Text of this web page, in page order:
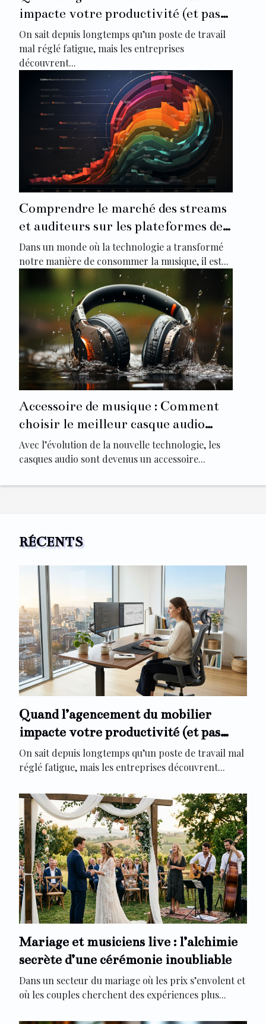
impacte votre productivité (et pas
seulement votre confort)
On sait depuis longtemps qu’un poste de travail
mal réglé fatigue, mais les entreprises
découvrent...
Comprendre le marché des streams
et auditeurs sur les plateformes de
musique
Dans un monde où la technologie a transformé
notre manière de consommer la musique, il est...
Accessoire de musique : Comment
choisir le meilleur casque audio
waterproof ?
Avec l’évolution de la nouvelle technologie, les
casques audio sont devenus un accessoire...
RÉCENTS
Quand l’agencement du mobilier
impacte votre productivité (et pas
seulement votre confort)
On sait depuis longtemps qu’un poste de travail mal
réglé fatigue, mais les entreprises découvrent...
Mariage et musiciens live : l’alchimie
secrète d’une cérémonie inoubliable
Dans un secteur du mariage où les prix s’envolent et
où les couples cherchent des expériences plus...